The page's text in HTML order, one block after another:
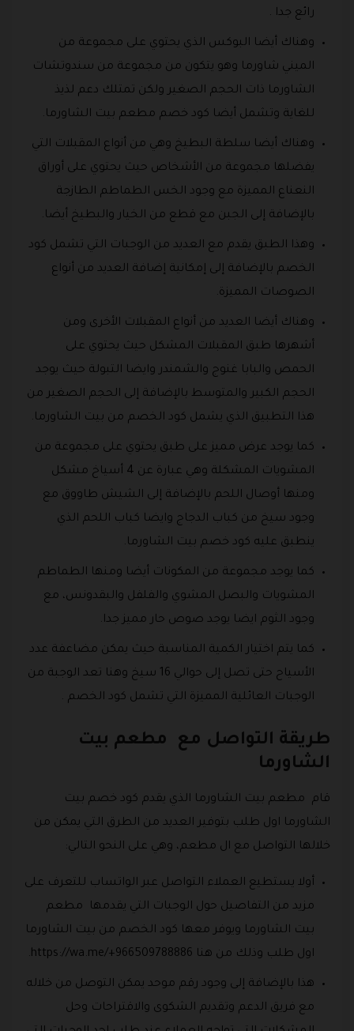
رائع جدا .
وهناك أيضا البوكس الذي يحتوي على مجموعة من
الميني شاورما وهو يتكون من مجموعة من سندوتشات
الشاورما ذات الحجم الصغير ولكن تمتلك دعم لذيذ
للغاية وتشمل أيضا كود خصم مطعم بيت الشاورما.
وهناك أيضا سلطة البطيخ وهي من أنواع المقبلات التي
يفضلها مجموعة من الأشخاص حيث يحتوي على أوراق
النعناع المميزة مع وجود الخس الطماطم الطازجة
بالإضافة إلى الجبن مع قطع من الخيار والبطيخ أيضا.
وهذا الطبق يقدم مع العديد من الوجبات التي تشمل كود
الخصم بالإضافة إلى إمكانية إضافة العديد من أنواع
الصوصات المميزة.
وهناك أيضا العديد من أنواع المقبلات الأخرى ومن
أشهرها طبق المقبلات المشكل حيث يحتوي على
الحمص والبابا غنوج والشمندر وايضا التبولة حيث يوجد
الحجم الكبير والمتوسط بالإضافة إلى الحجم الصغير من
هذا التطبيق الذي يشمل كود الخصم من بيت الشاورما.
كما يوجد عرض مميز على طبق يحتوي على مجموعة من
المشويات المشكلة وهي عبارة عن 4 أسياخ مشكل
ومنها أوصال اللحم بالإضافة إلى الشيش طاووق مع
وجود سيخ من كباب الدجاج وايضا كباب اللحم الذي
ينطبق عليه كود خصم بيت الشاورما.
كما يوجد مجموعة من المكونات أيضا ومنها الطماطم
المشويات والبصل المشوي والفلفل والبقدونس، مع
وجود الثوم ايضا يوجد صوص حار مميز جدا.
كما يتم اختيار الكمية المناسبة حيث يمكن مضاعفة عدد
الأسياح حتى تصل إلى حوالي 16 سيخ وهنا تعد الوجبة من
الوجبات العائلية المميزة التي تشمل كود الخصم .
طريقة التواصل مع مطعم بيت
الشاورما
قام مطعم بيت الشاورما الذي يقدم كود خصم بيت
الشاورما اول طلب بتوفير العديد من الطرق التي يمكن من
خلالها التواصل مع ال مطعم، وهي على النحو التالي:
أولا يستطيع العملاء التواصل عبر الواتساب للتعرف على
مزيد من التفاصيل حول الوجبات التي يقدمها مطعم
بيت الشاورما ويوفر معها كود الخصم من بيت الشاورما
اول طلب وذلك من هنا https://wa.me/+966509788886.
هذا بالإضافة إلى وجود رقم موحد يمكن التوصل من خلاله
مع فريق الدعم وتقديم الشكوى والاقتراحات وحل